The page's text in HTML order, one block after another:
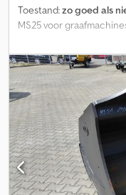
Toestand:zo goed als
MS25 voor
640 liter voorzien van
Eskr nauwelijks gebruikt